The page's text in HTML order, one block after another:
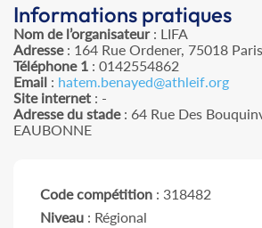
Informations pratiques
Nom de l’organisateur: LIFA
Adresse: 164 Rue Ordener, 75018 Paris
Téléphone 1 : 0142554862
Email : hatem.benayed@athleif.org
Site internet : -
Adresse du stade: 64 Rue Des
EAUBONNE
Code compétition : 318482
Niveau : Régional